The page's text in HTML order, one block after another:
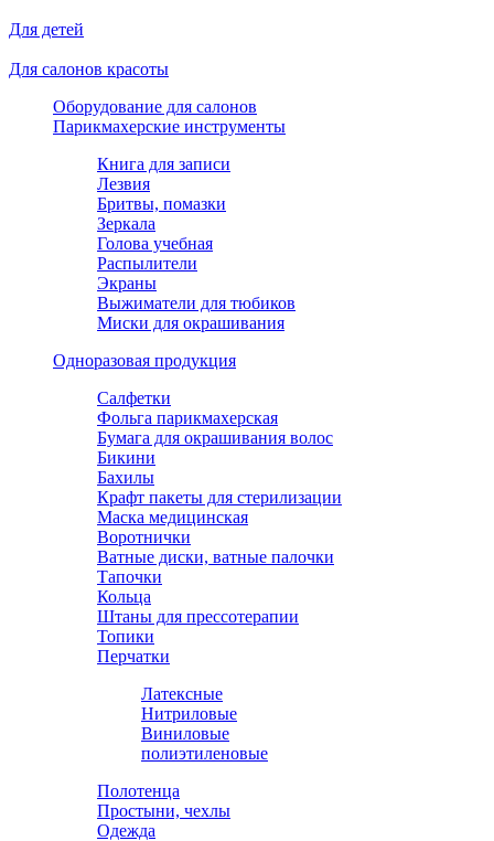
Для детей
Для салонов красоты
Оборудование для салонов
Парикмахерские инструменты
Книга для записи
Лезвия
Бритвы, помазки
Зеркала
Голова учебная
Распылители
Экраны
Выжиматели для тюбиков
Миски для окрашивания
Одноразовая продукция
Салфетки
Фольга парикмахерская
Бумага для окрашивания волос
Бикини
Бахилы
Крафт пакеты для стерилизации
Маска медицинская
Воротнички
Ватные диски, ватные палочки
Тапочки
Кольца
Штаны для прессотерапии
Топики
Перчатки
Латексные
Нитриловые
Виниловые
полиэтиленовые
Полотенца
Простыни, чехлы
Одежда